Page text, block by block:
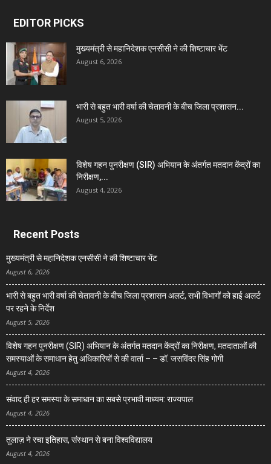
EDITOR PICKS
मुख्यमंत्री से महानिदेशक एनसीसी ने की शिष्टाचार भेंट
August 6, 2026
भारी से बहुत भारी वर्षा की चेतावनी के बीच जिला प्रशासन...
August 5, 2026
विशेष गहन पुनरीक्षण (SIR) अभियान के अंतर्गत मतदान केंद्रों का
निरीक्षण,...
August 4, 2026
Recent Posts
मुख्यमंत्री से महानिदेशक एनसीसी ने की शिष्टाचार भेंट
August 6, 2026
भारी से बहुत भारी वर्षा की चेतावनी के बीच जिला प्रशासन अलर्ट, सभी विभागों को हाई अलर्ट
पर रहने के निर्देश
August 5, 2026
विशेष गहन पुनरीक्षण (SIR) अभियान के अंतर्गत मतदान केंद्रों का निरीक्षण, मतदाताओं की
समस्याओं के समाधान हेतु अधिकारियों से की वार्ता – – डॉ. जसविंदर सिंह गोगी
August 4, 2026
संवाद ही हर समस्या के समाधान का सबसे प्रभावी माध्यम: राज्यपाल
August 4, 2026
तुलाज़ ने रचा इतिहास, संस्थान से बना विश्वविद्यालय
August 4, 2026